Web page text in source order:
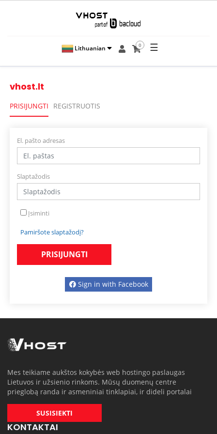
Lithuanian 0 ☰
vhost.lt
PRISIJUNGTI REGISTRUOTIS
El. pašto adresas
Slaptažodis
Įsiminti
Pamiršote slaptažodį?
Sign in with Facebook
Mes teikiame aukštos kokybės web hostingo paslaugas
Lietuvos ir užsienio rinkoms. Mūsų duomenų centre
prieglobą randa ir asmeniniai tinklapiai, ir dideli portalai
SUSISIEKTI
KONTAKTAI